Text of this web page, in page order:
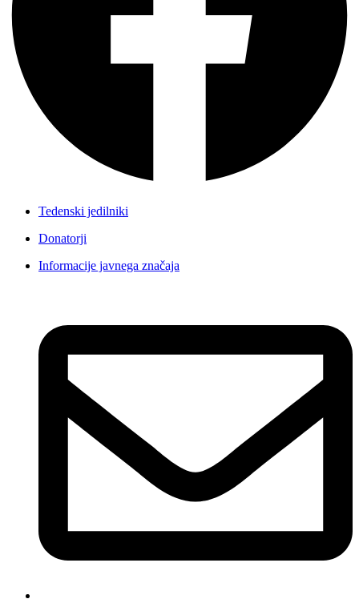
Tedenski jedilniki
Donatorji
Informacije javnega značaja